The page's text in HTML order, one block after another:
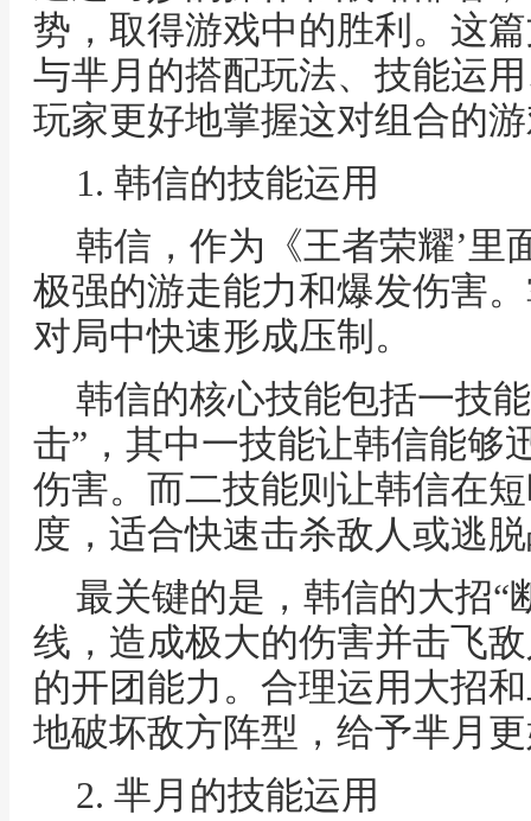
势，取得游戏中的胜利。这
与芈月的搭配玩法、技能运
玩家更好地掌握这对组合的
1. 韩信的技能运用
韩信，作为《王者荣耀’里
极强的游走能力和爆发伤害
对局中快速形成压制。
韩信的核心技能包括一技
击”，其中一技能让韩信能够
伤害。而二技能则让韩信在
度，适合快速击杀敌人或逃
最关键的是，韩信的大招“
线，造成极大的伤害并击飞
的开团能力。合理运用大招
地破坏敌方阵型，给予芈月
2. 芈月的技能运用